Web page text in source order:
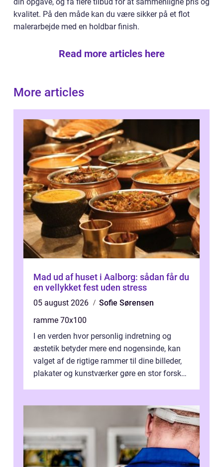
kvalitet. På den måde kan du være sikker på et flot
malerarbejde med en holdbar finish.
Read more articles here
More articles
Mad ud af huset i Aalborg: sådan får du
en vellykket fest uden stress
05 august 2026
Sofie Sørensen
ramme 70x100
I en verden hvor personlig indretning og
æstetik betyder mere end nogensinde, kan
valget af de rigtige rammer til dine billeder,
plakater og kunstværker gøre en stor forskel.